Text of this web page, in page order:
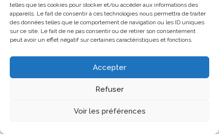
telles que les cookies pour stocker et/ou accéder aux informations des
appareils. Le fait de consentir à ces technologies nous permettra de traiter
des données telles que le comportement de navigation ou les ID uniques
sur ce site. Le fait de ne pas consentir ou de retirer son consentement
peut avoir un effet négatif sur certaines caractéristiques et fonctions.
Accepter
Refuser
Voir les préférences
Assises 2024
Editions précédentes